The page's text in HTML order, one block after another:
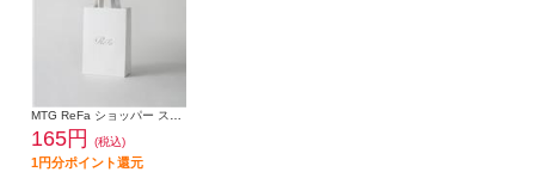
165円 (税込)
1円分ポイント還元